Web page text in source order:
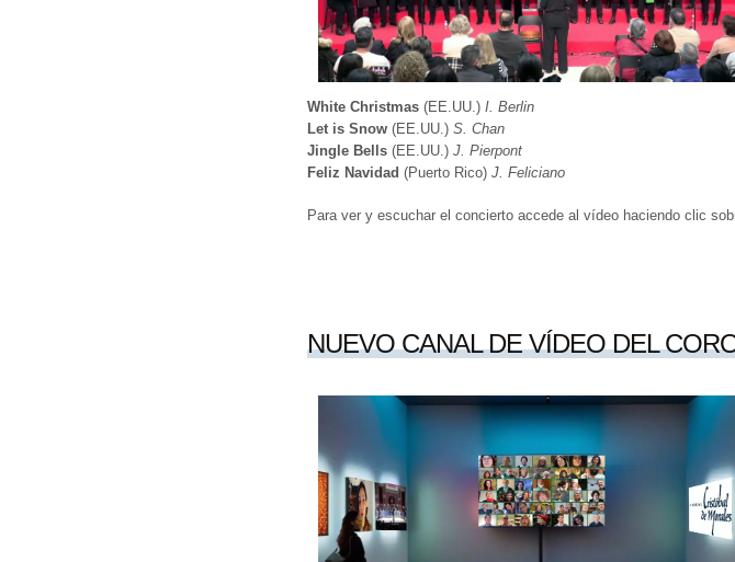
White Christmas (EE.UU.) I. Berlin
Let is Snow (EE.UU.) S. Chan
Jingle Bells (EE.UU.) J. Pierpont
Feliz Navidad (Puerto Rico) J. Feliciano
Para ver y escuchar el concierto accede al vídeo haciendo clic
NUEVO CANAL DE VÍDEO DEL